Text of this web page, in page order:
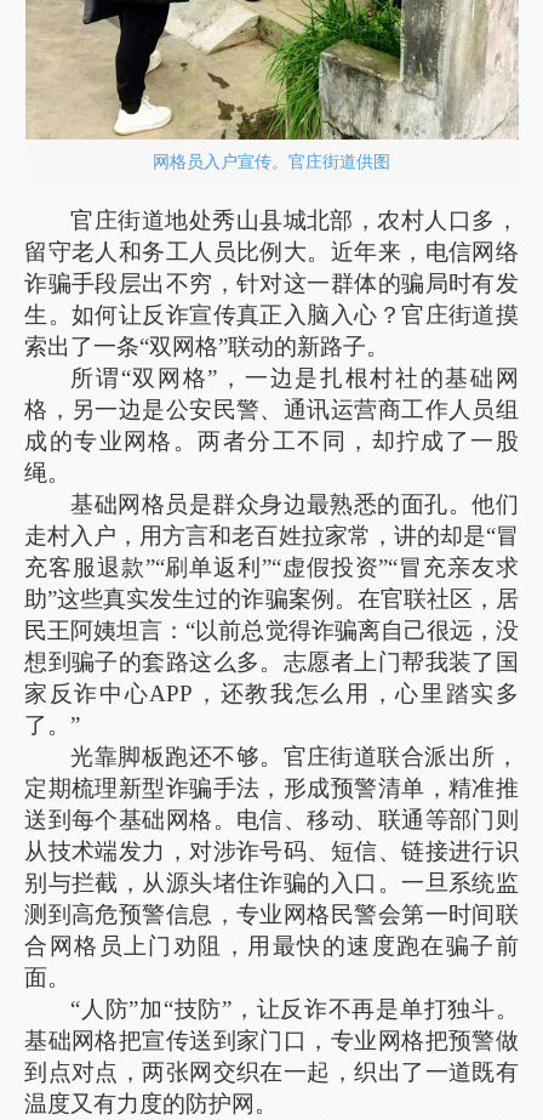
网格员入户宣传。官庄街道供图
官庄街道地处秀山县城北部，农村人口多，
留守老人和务工人员比例大。近年来，电信网络
诈骗手段层出不穷，针对这一群体的骗局时有发
生。如何让反诈宣传真正入脑入心？官庄街道摸
索出了一条“双网格”联动的新路子。
所谓“双网格”，一边是扎根村社的基础网
格，另一边是公安民警、通讯运营商工作人员组
成的专业网格。两者分工不同，却拧成了一股
绳。
基础网格员是群众身边最熟悉的面孔。他们
走村入户，用方言和老百姓拉家常，讲的却是“冒
充客服退款”“刷单返利”“虚假投资”“冒充亲友求
助”这些真实发生过的诈骗案例。在官联社区，居
民王阿姨坦言：“以前总觉得诈骗离自己很远，没
想到骗子的套路这么多。志愿者上门帮我装了国
家反诈中心APP，还教我怎么用，心里踏实多
了。”
光靠脚板跑还不够。官庄街道联合派出所，
定期梳理新型诈骗手法，形成预警清单，精准推
送到每个基础网格。电信、移动、联通等部门则
从技术端发力，对涉诈号码、短信、链接进行识
别与拦截，从源头堵住诈骗的入口。一旦系统监
测到高危预警信息，专业网格民警会第一时间联
合网格员上门劝阻，用最快的速度跑在骗子前
面。
“人防”加“技防”，让反诈不再是单打独斗。
基础网格把宣传送到家门口，专业网格把预警做
到点对点，两张网交织在一起，织出了一道既有
温度又有力度的防护网。